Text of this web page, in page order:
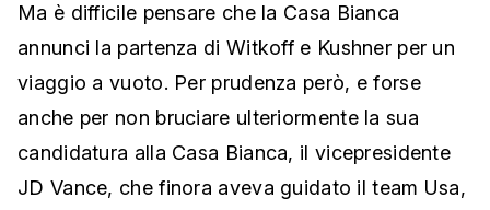
Ma è difficile pensare che la Casa Bianca
annunci la partenza di Witkoff e Kushner per un
viaggio a vuoto. Per prudenza però, e forse
anche per non bruciare ulteriormente la sua
candidatura alla Casa Bianca, il vicepresidente
JD Vance, che finora aveva guidato il team Usa,